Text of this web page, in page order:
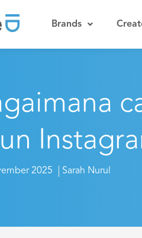
Brands
2025 Sarah Nurul